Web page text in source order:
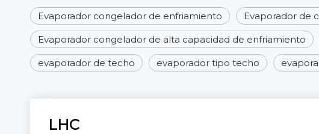
Evaporador congelador de enfriamiento Evaporador de
Evaporador congelador de alta capacidad de enfriamiento
evaporador de techo evaporador tipo techo
LHC